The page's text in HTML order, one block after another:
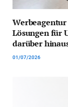
Lösungen für
darüber
01/07/2026